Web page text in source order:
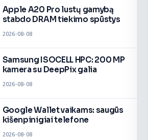
Apple A20 Pro lustų gamybą
stabdo DRAM tiekimo spūstys
2026-08-08
Samsung ISOCELL HPC: 200 MP
kamera su DeepPix galia
2026-08-08
Google Wallet vaikams: saugūs
kišenpinigiai telefone
2026-08-08